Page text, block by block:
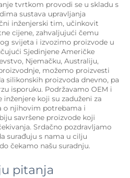
tvrtkom provodi se u skladu s
sustava upravljanja
inženjerski tim, učinkovit
cijene, zahvaljujući čemu
svijeta i izvozimo proizvode u
Sjedinjene Američke
Njemačku, Australiju,
možemo proizvesti
silikonskih proizvoda dnevno, pa
isporuku. Podržavamo OEM i
koji su zaduženi za
o njihovim potrebama i
savršene proizvode koji
Srdačno pozdravljamo
surađuju s nama u cilju
čekamo našu suradnju.
pitanja